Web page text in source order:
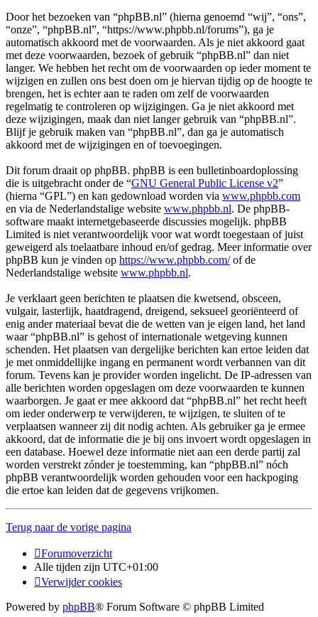
Door het bezoeken van “phpBB.nl” (hierna genoemd “wij”, “ons”,
“onze”, “phpBB.nl”, “https://www.phpbb.nl/forums”), ga je
automatisch akkoord met de voorwaarden. Als je niet akkoord gaat
met deze voorwaarden, bezoek of gebruik “phpBB.nl” dan niet
langer. We hebben het recht om de voorwaarden op ieder moment te
wijzigen en zullen ons best doen om je hiervan tijdig op de hoogte te
brengen, het is echter aan te raden om zelf de voorwaarden
regelmatig te controleren op wijzigingen. Ga je niet akkoord met
deze wijzigingen, maak dan niet langer gebruik van “phpBB.nl”.
Blijf je gebruik maken van “phpBB.nl”, dan ga je automatisch
akkoord met de wijzigingen en of toevoegingen.
Dit forum draait op phpBB. phpBB is een bulletinboardoplossing
die is uitgebracht onder de “GNU General Public License v2”
(hierna “GPL”) en kan gedownload worden via www.phpbb.com
en via de Nederlandstalige website www.phpbb.nl. De phpBB-
software maakt internetgebaseerde discussies mogelijk. phpBB
Limited is niet verantwoordelijk voor wat wordt toegestaan of juist
geweigerd als toelaatbare inhoud en/of gedrag. Meer informatie over
phpBB kun je vinden op https://www.phpbb.com/of de
Nederlandstalige website www.phpbb.nl.
Je verklaart geen berichten te plaatsen die kwetsend, obsceen,
vulgair, lasterlijk, haatdragend, dreigend, seksueel georiënteerd of
enig ander materiaal bevat die de wetten van je eigen land, het land
waar “phpBB.nl” is gehost of internationale wetgeving kunnen
schenden. Het plaatsen van dergelijke berichten kan ertoe leiden dat
je met onmiddellijke ingang en permanent wordt verbannen van dit
forum. Tevens kan je provider worden ingelicht. De IP-adressen van
alle berichten worden opgeslagen om deze voorwaarden te kunnen
waarborgen. Je gaat er mee akkoord dat “phpBB.nl” het recht heeft
om ieder onderwerp te verwijderen, te wijzigen, te sluiten of te
verplaatsen wanneer zij dit nodig achten. Als gebruiker ga je ermee
akkoord, dat de informatie die je bij ons invoert wordt opgeslagen in
een database. Hoewel deze informatie niet aan een derde partij zal
worden verstrekt zónder je toestemming, kan “phpBB.nl” nóch
phpBB verantwoordelijk worden gehouden voor een hackpoging
die ertoe kan leiden dat de gegevens vrijkomen.
Terug naar de vorige pagina
Forumoverzicht
Alle tijden zijn UTC+01:00
Verwijder cookies
Powered by phpBB® Forum Software © phpBB Limited